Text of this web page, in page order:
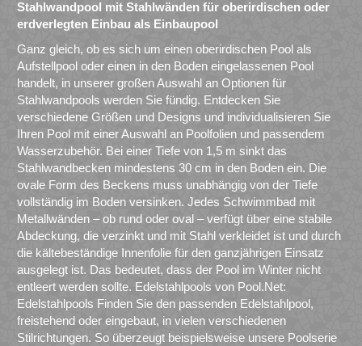
Stahlwandpool mit Stahlwänden für oberirdischen oder
erdverlegten Einbau als Einbaupool
Ganz gleich, ob es sich um einen oberirdischen Pool als
Aufstellpool oder einen in den Boden eingelassenen Pool
handelt, in unserer großen Auswahl an Optionen für
Stahlwandpools werden Sie fündig. Entdecken Sie
verschiedene Größen und Designs und individualisieren Sie
Ihren Pool mit einer Auswahl an Poolfolien und passendem
Wasserzubehör. Bei einer Tiefe von 1,5 m sinkt das
Stahlwandbecken mindestens 30 cm in den Boden ein. Die
ovale Form des Beckens muss unabhängig von der Tiefe
vollständig im Boden versinken. Jedes Schwimmbad mit
Metallwänden – ob rund oder oval – verfügt über eine stabile
Abdeckung, die verzinkt und mit Stahl verkleidet ist und durch
die kältebeständige Innenfolie für den ganzjährigen Einsatz
ausgelegt ist. Das bedeutet, dass der Pool im Winter nicht
entleert werden sollte. Edelstahlpools von Pool.Net:
Edelstahlpools Finden Sie den passenden Edelstahlpool,
freistehend oder eingebaut, in vielen verschiedenen
Stilrichtungen. So überzeugt beispielsweise unsere Poolserie